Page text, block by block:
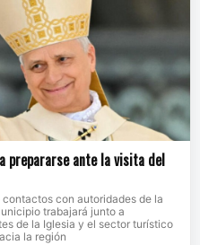
prepararse ante la visita del
con autoridades de la
trabajará junto a
de la Iglesia y el sector turístico
la región